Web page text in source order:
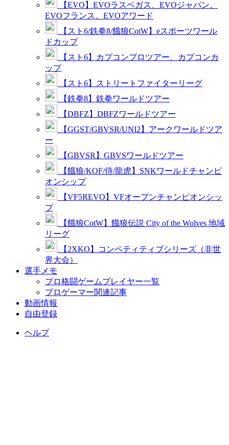
【EVO】EVOラスベガス、EVOジャパン、
EVOフランス、EVOアワード
【スト6/鉄拳8/餓狼CotW】eスポーツワール
ドカップ
【スト6】カプコンプロツアー、カプコンカ
ップ
【スト6】ストリートファイターリーグ
【鉄拳8】鉄拳ワールドツアー
【DBFZ】DBFZワールドツアー
【GGST/GBVSR/UNI2】アークワールドツア
ー
【GBVSR】GBVSワールドツアー
【餓狼/KOF/侍/龍虎】SNKワールドチャンピ
オンシップ
【VF5REVO】VFオープンチャンピオンシッ
プ
【餓狼CotW】餓狼伝説 City of the Wolves 地域
リーグ
【2XKO】コンペティティブシリーズ（非世
界大会）
選手メモ
プロ格闘ゲームプレイヤー一覧
プロゲーマー関連記事
動画情報
自由登録
ヘルプ